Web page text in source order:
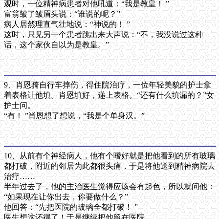
观时，一位精神病患者对他吼道：“我是教皇！ ”
富翁皱了皱眉头说：“谁说的呢？”
病人居然理直气壮地说：“神说的！ ”
这时，只见另一个患者跳出来大声说：“不，我没说过这种
话，这个家伙自以为是教皇。”
9、肖恩骑自行车摔伤，得住院治疗，一位年轻美貌的护士拿
着表格让他填。肖恩填好，递上表格。“还有什么填漏的？”女
护士问。
“有！ ”肖恩想了想说，“我是个单身汉。”
10、从前有个神经病人，他有个嗜好就是把他看到的所有玻璃
都打破，附近的邻居为此都很头痛，于是将他送到精神病院去
治疗……
半年过去了，他的主治医生觉得应该会有起色，所以就问他：
“如果现在让你出去，你要做什么？”
他回答：“先把医院的玻璃全都打破！ ”
医生想这还得了！于是继续把他留在医院。